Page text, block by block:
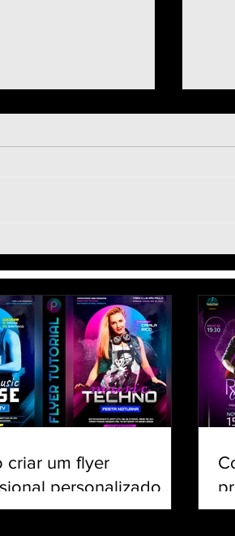
Design
Faça com a sua
Artificial -
o Rosto
criar um flyer
personalizado
e shows pelo